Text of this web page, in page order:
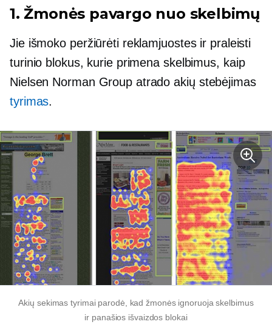
1. Žmonės pavargo nuo skelbimų
Jie išmoko peržiūrėti reklamjuostes ir praleisti
turinio blokus, kurie primena skelbimus, kaip
Nielsen Norman Group atradoakių stebėjimas
tyrimas.
Akių sekimas tyrimai parodė, kad žmonės ignoruoja skelbimus
ir panašios išvaizdos blokai